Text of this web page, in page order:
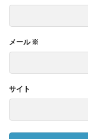
メール※
サイト